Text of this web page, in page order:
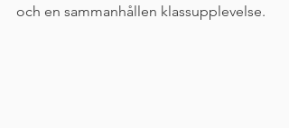
och en sammanhållen klassupplevelse.